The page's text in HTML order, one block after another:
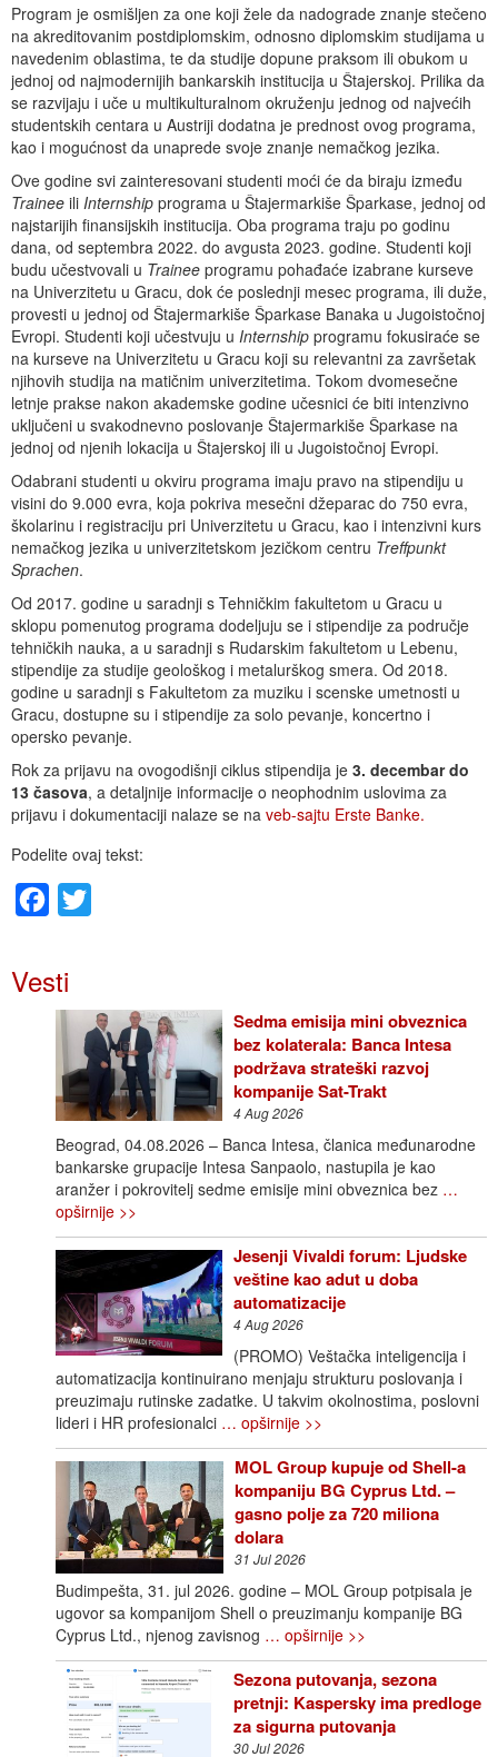
Program je osmišljen za one koji žele da nadograde znanje stečeno
na akreditovanim postdiplomskim, odnosno diplomskim studijama u
navedenim oblastima, te da studije dopune praksom ili obukom u
jednoj od najmodernijih bankarskih institucija u Štajerskoj. Prilika da
se razvijaju i uče u multikulturalnom okruženju jednog od najvećih
studentskih centara u Austriji dodatna je prednost ovog programa,
kao i mogućnost da unaprede svoje znanje nemačkog jezika.
Ove godine svi zainteresovani studenti moći će da biraju između
Trainee ili Internship programa u Štajermarkiše Šparkase, jednoj od
najstarijih finansijskih institucija. Oba programa traju po godinu
dana, od septembra 2022. do avgusta 2023. godine. Studenti koji
budu učestvovali u Trainee programu pohađaće izabrane kurseve
na Univerzitetu u Gracu, dok će poslednji mesec programa, ili duže,
provesti u jednoj od Štajermarkiše Šparkase Banaka u Jugoistočnoj
Evropi. Studenti koji učestvuju u Internship programu fokusiraće se
na kurseve na Univerzitetu u Gracu koji su relevantni za završetak
njihovih studija na matičnim univerzitetima. Tokom dvomesečne
letnje prakse nakon akademske godine učesnici će biti intenzivno
uključeni u svakodnevno poslovanje Štajermarkiše Šparkase na
jednoj od njenih lokacija u Štajerskoj ili u Jugoistočnoj Evropi.
Odabrani studenti u okviru programa imaju pravo na stipendiju u
visini do 9.000 evra, koja pokriva mesečni džeparac do 750 evra,
školarinu i registraciju pri Univerzitetu u Gracu, kao i intenzivni kurs
nemačkog jezika u univerzitetskom jezičkom centru Treffpunkt
Sprachen.
Od 2017. godine u saradnji s Tehničkim fakultetom u Gracu u
sklopu pomenutog programa dodeljuju se i stipendije za područje
tehničkih nauka, a u saradnji s Rudarskim fakultetom u Lebenu,
stipendije za studije geološkog i metalurškog smera. Od 2018.
godine u saradnji s Fakultetom za muziku i scenske umetnosti u
Gracu, dostupne su i stipendije za solo pevanje, koncertno i
opersko pevanje.
Rok za prijavu na ovogodišnji ciklus stipendija je 3. decembar do
13 časova, a detaljnije informacije o neophodnim uslovima za
prijavu i dokumentaciji nalaze se na veb-sajtu Erste Banke.
Podelite ovaj tekst:
Facebook
Vesti
Sedma emisija mini obveznica
bez kolaterala: Banca Intesa
podržava strateški razvoj
kompanije Sat-Trakt
4 Aug 2026
Beograd, 04.08.2026 – Banca Intesa, članica međunarodne
bankarske grupacije Intesa Sanpaolo, nastupila je kao
aranžer i pokrovitelj sedme emisije mini obveznica bez …
opširnije >>
Jesenji Vivaldi forum: Ljudske
veštine kao adut u doba
automatizacije
4 Aug 2026
(PROMO) Veštačka inteligencija i
automatizacija kontinuirano menjaju strukturu poslovanja i
preuzimaju rutinske zadatke. U takvim okolnostima, poslovni
lideri i HR profesionalci … opširnije >>
MOL Group kupuje od Shell-a
kompaniju BG Cyprus Ltd. –
gasno polje za 720 miliona
dolara
31 Jul 2026
Budimpešta, 31. jul 2026. godine – MOL Group potpisala je
ugovor sa kompanijom Shell o preuzimanju kompanije BG
Cyprus Ltd., njenog zavisnog … opširnije >>
Sezona putovanja, sezona
pretnji: Kaspersky ima predloge
za sigurna putovanja
30 Jul 2026